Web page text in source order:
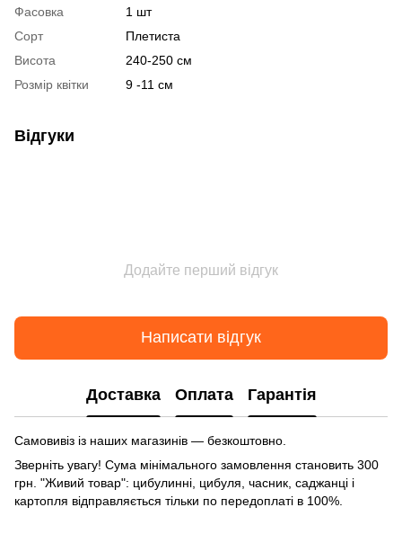
Фасовка
1 шт
Сорт
Плетиста
Висота
240-250 см
Розмір квітки
9 -11 см
Відгуки
Додайте перший відгук
Написати відгук
Доставка Оплата Гарантія
Самовивіз із наших магазинів — безкоштовно.
Зверніть увагу! Сума мінімального замовлення становить 300
грн. "Живий товар": цибулинні, цибуля, часник, саджанці і
картопля відправляється тільки по передоплаті в 100%.